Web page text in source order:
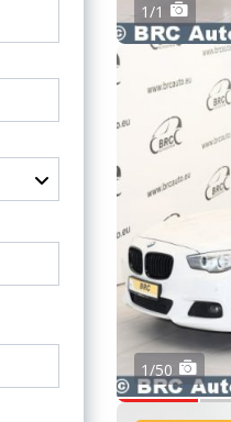
1/1
1/50